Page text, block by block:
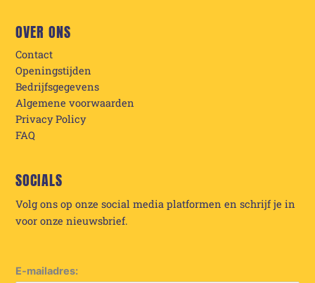
OVER ONS
Contact
Openingstijden
Bedrijfsgegevens
Algemene voorwaarden
Privacy Policy
FAQ
SOCIALS
Volg ons op onze social media platformen en schrijf je in
voor onze nieuwsbrief.
E-mailadres: